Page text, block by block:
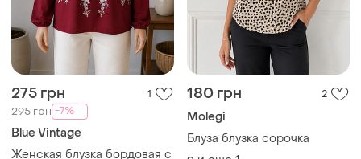
275 грн 1
295 грн -7%
Blue Vintage
Женская блузка бордовая с
180 грн 2
Molegi
Блуза блузка сорочка